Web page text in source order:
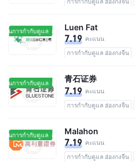
ในการกำกับดูแล อยู่ในการกำกับดูแล
Luen Fat
7.19 คะแนน
การกำกับดูแล ฮ่องกงจีน
ในการกำกับดูแล อยู่ในการกำกับดูแล
青石证券
7.19 คะแนน
การกำกับดูแล ฮ่องกงจีน
ในการกำกับดูแล อยู่ในการกำกับดูแล
Malahon
7.19 คะแนน
การกำกับดูแล ฮ่องกงจีน